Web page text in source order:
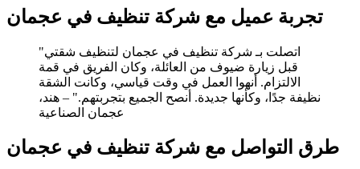
تجربة عميل مع شركة تنظيف في عجمان
"اتصلت بـ شركة تنظيف في عجمان لتنظيف شقتي
قبل زيارة ضيوف من العائلة، وكان الفريق في قمة
الالتزام. أنهوا العمل في وقت قياسي، وكانت الشقة
نظيفة جدًا، وكأنها جديدة. أنصح الجميع بتجربتهم." – هند،
عجمان الصناعية
طرق التواصل مع شركة تنظيف في عجمان